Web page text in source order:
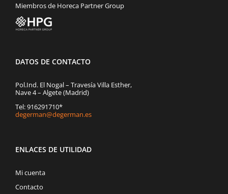
Miembros de Horeca Partner Group
DATOS DE CONTACTO
Pol.Ind. El Nogal – Travesía Villa Esther,
Nave 4 – Algete (Madrid)
Tel: 916291710*
degerman@degerman.es
ENLACES DE UTILIDAD
Mi cuenta
Contacto